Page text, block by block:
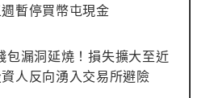
暫停買幣屯現金
漏洞延燒！損失擴大至近
人反向湧入交易所避險